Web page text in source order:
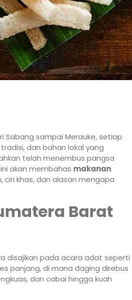
Sabang sampai Merauke, setiap
dan bahan lokal yang
telah menembus pangsa
akan membahas makanan
ciri khas, dan alasan mengapa
Barat
disajikan pada acara adat seperti
panjang, di mana daging direbus
dan cabai hingga kuah